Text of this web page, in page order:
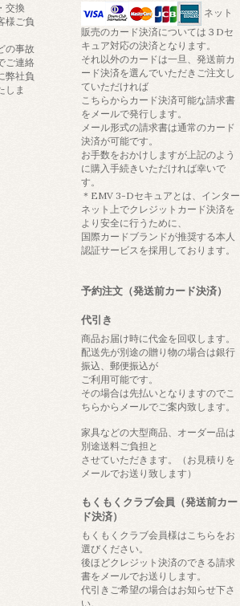
交換
様ご負
の事故
ご連絡
弊社負
しま
ネット
販売のカード決済については３Dセ
キュア対応の決済となります。
それ以外のカードは一旦、発送前カ
ード決済を選んでいただきご注文し
ていただければ
こちらからカード決済可能な請求書
をメールで発行します。
メール形式の請求書は通常のカード
決済が可能です。
お手数をおかけしますが上記のよう
に購入手続きいただければ幸いで
す。
＊EMV 3-Dセキュアとは、インター
ネット上でクレジットカード決済を
より安全に行うために、
国際カードブランドが推奨する本人
認証サービスを採用しております。
予約注文（発送前カード決済）
代引き
商品お届け時に代金を回収します。
配送先が別途の贈り物の場合は銀行
振込、郵便振込が
ご利用可能です。
その場合は先払いとなりますのでこ
ちらからメールでご案内致します。
家具などの大型商品、オーダー品は
別途送料ご負担と
させていただきます。（お見積りを
メールでお送り致します）
もくもくクラブ会員（発送前カー
ド決済）
もくもくクラブ会員様はこちらをお
選びください。
後ほどクレジット決済のできる請求
書をメールでお送りします。
代引きご希望の場合はお知らせ下さ
い。